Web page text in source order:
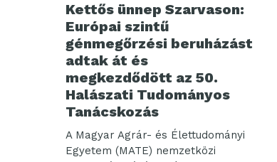
Kettős ünnep Szarvason:
Európai szintű
génmegőrzési beruházást
adtak át és
megkezdődött az 50.
Halászati Tudományos
Tanácskozás
A Magyar Agrár- és Élettudományi
Egyetem (MATE) nemzetközi